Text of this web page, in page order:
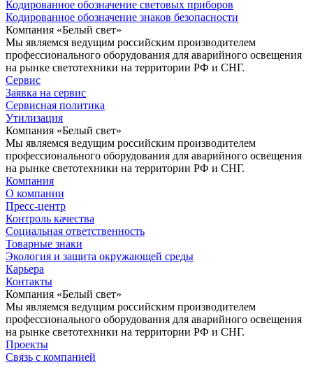
Кодированное обозначение световых приборов
Кодированное обозначение знаков безопасности
Компания «Белый свет»
Мы являемся ведущим российским производителем
профессионального оборудования для аварийного освещения
на рынке светотехники на территории РФ и СНГ.
Сервис
Заявка на сервис
Сервисная политика
Утилизация
Компания «Белый свет»
Мы являемся ведущим российским производителем
профессионального оборудования для аварийного освещения
на рынке светотехники на территории РФ и СНГ.
Компания
О компании
Пресс-центр
Контроль качества
Социальная ответственность
Товарные знаки
Экология и защита окружающей среды
Карьера
Контакты
Компания «Белый свет»
Мы являемся ведущим российским производителем
профессионального оборудования для аварийного освещения
на рынке светотехники на территории РФ и СНГ.
Проекты
Связь с компанией